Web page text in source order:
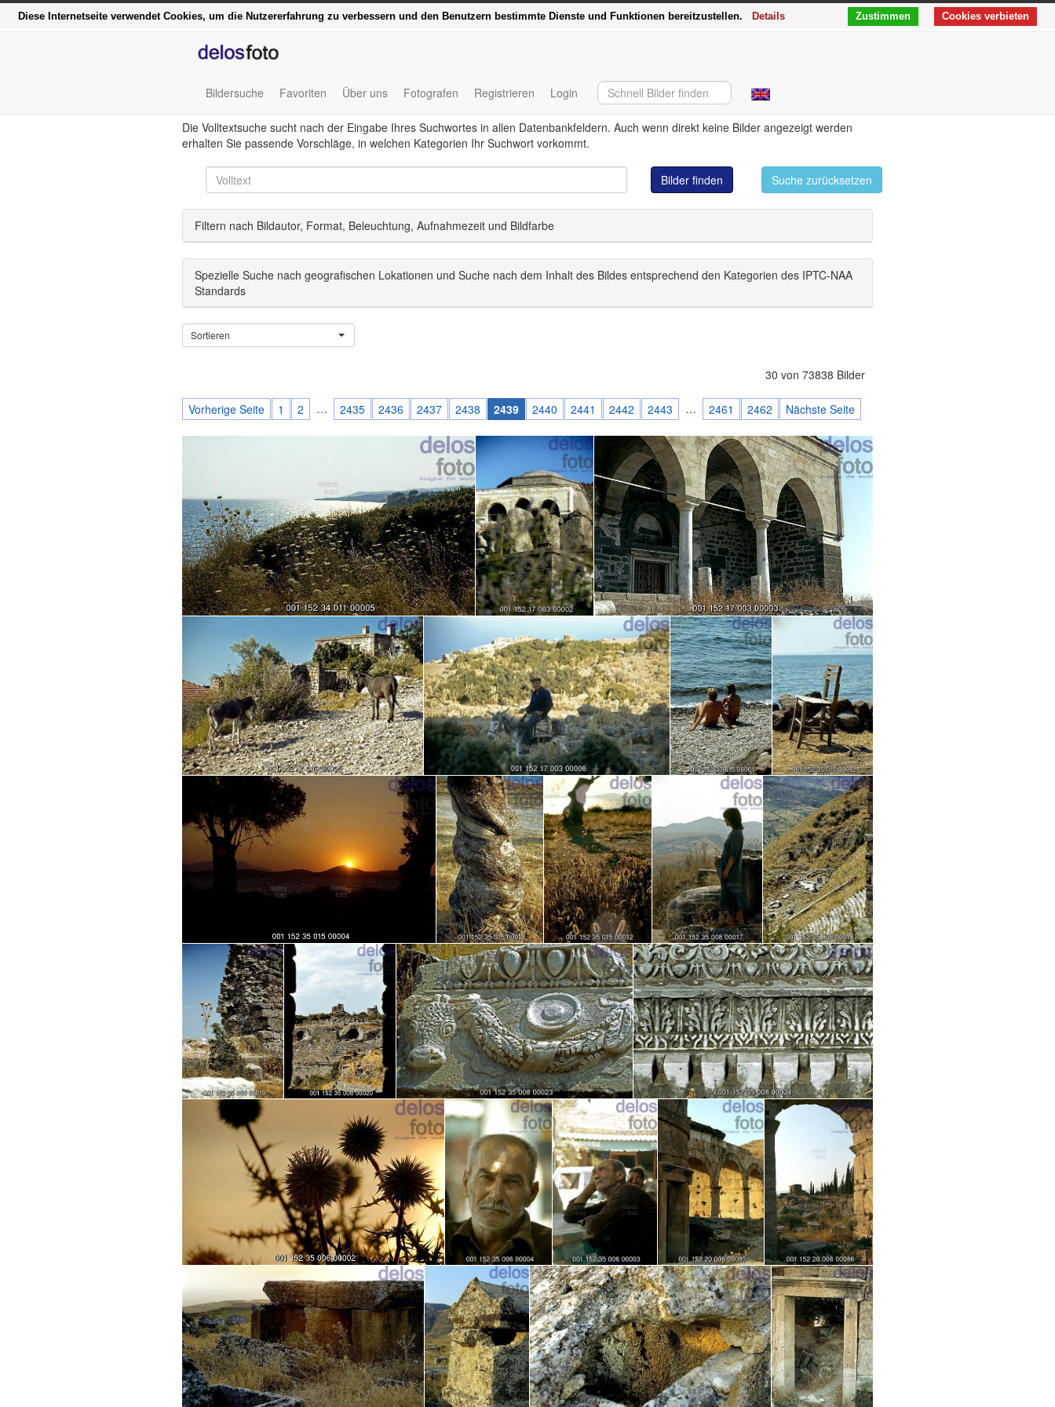
Funktionell, modern und schnell – der Relaunch von delosfoto.de
Bildersuche Favoriten Über uns Fotografen Registrieren Login
Die Volltextsuche sucht nach der Eingabe Ihres Suchwortes in allen Datenbankfeldern. Auch wenn direkt keine Bilder angezeigt werden
erhalten Sie passende Vorschläge, in welchen Kategorien Ihr Suchwort vorkommt.
Bilder finden Suche zurücksetzen
Filtern nach Bildautor, Format, Beleuchtung, Aufnahmezeit und Bildfarbe
Spezielle Suche nach geografischen Lokationen und Suche nach dem Inhalt des Bildes entsprechend den Kategorien des IPTC-NAA
Standards
Sortieren
30 von 73838 Bilder
Vorherige Seite 1 2 … 2435 2436 2437 2438 2439 2440 2441 2442 2443 … 2461 2462 Nächste Seite
Diese Internetseite verwendet Cookies, um die Nutzererfahrung zu verbessern und den Benutzern bestimmte Dienste und Funktionen bereitzustellen. Details Cookies verbieten
Zustimmen